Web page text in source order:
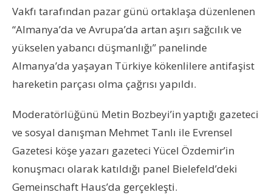
Vakfı tarafından pazar günü ortaklaşa düzenlenen
“Almanya’da ve Avrupa’da artan aşırı sağcılık ve
yükselen yabancı düşmanlığı” panelinde
Almanya’da yaşayan Türkiye kökenlilere antifaşist
hareketin parçası olma çağrısı yapıldı.
Moderatörlüğünü Metin Bozbeyi’in yaptığı gazeteci
ve sosyal danışman Mehmet Tanlı ile Evrensel
Gazetesi köşe yazarı gazeteci Yücel Özdemir’in
konuşmacı olarak katıldığı panel Bielefeld’deki
Gemeinschaft Haus’da gerçekleşti.